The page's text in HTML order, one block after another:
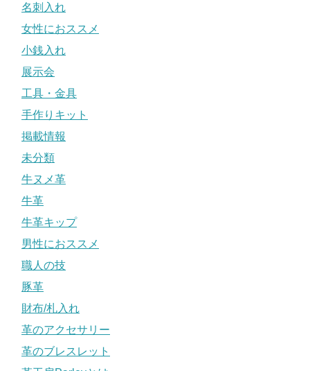
名刺入れ
女性におススメ
小銭入れ
展示会
工具・金具
手作りキット
掲載情報
未分類
牛ヌメ革
牛革
牛革キップ
男性におススメ
職人の技
豚革
財布/札入れ
革のアクセサリー
革のブレスレット